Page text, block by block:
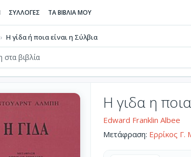
ΣΥΛΛΟΓΕΣ ΤΑ ΒΙΒΛΙΑ ΜΟΥ
Η γίδα ή ποια είναι η Σύλβια
Η γιδα η
Edward Franklin Albee
Μετάφραση: Ερρίκος Γ.